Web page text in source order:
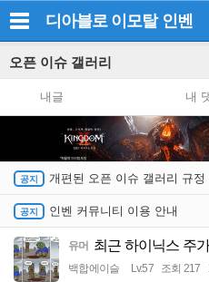
디아블로 이모탈 인벤
오픈 이슈 갤러리
내글 내
개편된 오픈 이슈 갤러리 규정
인벤 커뮤니티 이용 안내
유머 최근 하이닉스 주
백합에이슬 Lv.57 조회 217